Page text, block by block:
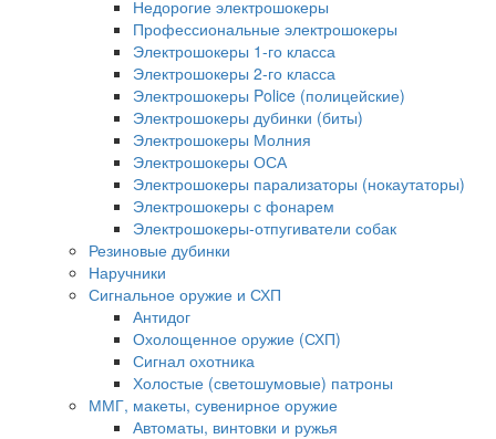
Недорогие электрошокеры
Профессиональные электрошокеры
Электрошокеры 1-го класса
Электрошокеры 2-го класса
Электрошокеры Police (полицейские)
Электрошокеры дубинки (биты)
Электрошокеры Молния
Электрошокеры ОСА
Электрошокеры парализаторы (нокаутаторы)
Электрошокеры с фонарем
Электрошокеры-отпугиватели собак
Резиновые дубинки
Наручники
Сигнальное оружие и СХП
Антидог
Охолощенное оружие (СХП)
Сигнал охотника
Холостые (светошумовые) патроны
ММГ, макеты, сувенирное оружие
Автоматы, винтовки и ружья